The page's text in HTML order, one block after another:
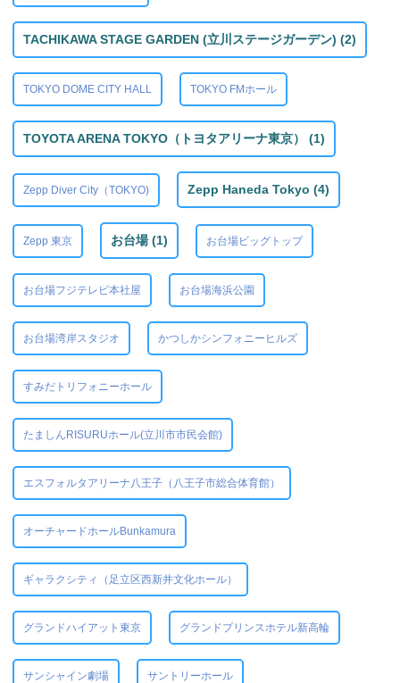
TACHIKAWA STAGE GARDEN (立川ステージガーデン) (2)
TOKYO DOME CITY HALL TOKYO FMホール
TOYOTA ARENA TOKYO（トヨタアリーナ東京） (1)
Zepp Diver City（TOKYO) Zepp Haneda Tokyo (4)
Zepp 東京 お台場 (1) お台場ビッグトップ
お台場フジテレビ本社屋 お台場海浜公園
お台場湾岸スタジオ かつしかシンフォニーヒルズ
すみだトリフォニーホール
たましんRISURUホール(立川市市民会館)
エスフォルタアリーナ八王子（八王子市総合体育館）
オーチャードホールBunkamura
ギャラクシティ（足立区西新井文化ホール）
グランドハイアット東京 グランドプリンスホテル新高輪
サンシャイン劇場 サントリーホール